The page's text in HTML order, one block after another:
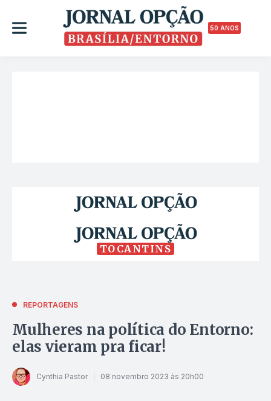
50 ANOS
TOCANTINS
REPORTAGENS
Mulheres na política do Entorno:
elas vieram pra ficar!
Cynthia Pastor 08 novembro 2023 às 20h00